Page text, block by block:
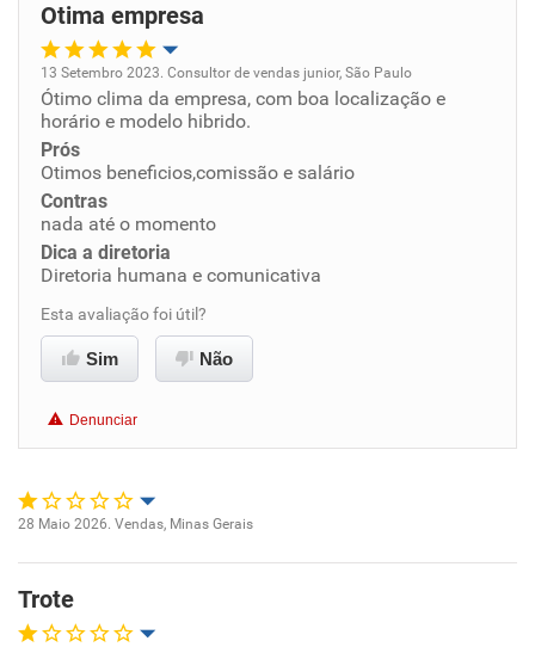
Otima empresa
Oportunidade de promoção
Ambiente de trabalho
Conciliação com a vida familiar
Benefícios
Recomenda esta empresa
Recomenda a diretoria
13 Setembro 2023. Consultor de vendas junior, São Paulo
Ótimo clima da empresa, com boa localização e
horário e modelo hibrido.
Prós
Otimos beneficios,comissão e salário
Contras
nada até o momento
Dica a diretoria
Diretoria humana e comunicativa
Esta avaliação foi útil?
Sim Não
Denunciar
Ambiente de trabalho
28 Maio 2026. Vendas, Minas Gerais
Trote